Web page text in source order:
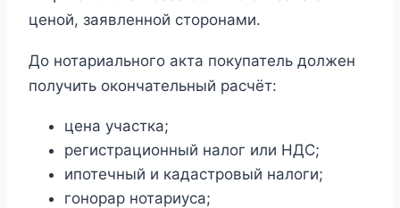
ценой, заявленной сторонами.
До нотариального акта покупатель должен
получить окончательный расчёт:
цена участка;
регистрационный налог или НДС;
ипотечный и кадастровый налоги;
гонорар нотариуса;